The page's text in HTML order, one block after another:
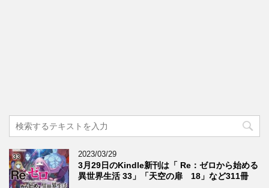
2023/03/29
3月29日のKindle新刊は「 Re：ゼロから始める
異世界生活 33」「天空の扉 18」など311冊